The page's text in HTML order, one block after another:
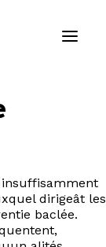
dirigeât les
baclée.